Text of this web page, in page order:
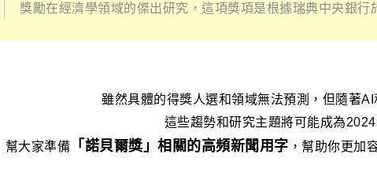
獎勵在經濟學領域的傑出研究，這項獎項是根據瑞典中央銀行
雖然具體的得獎人選和領域無法預測，但隨著
這些趨勢和研究主題將可能成為
幫大家準備 「諾貝爾獎」相關的高頻新聞用字 ，幫助你更加